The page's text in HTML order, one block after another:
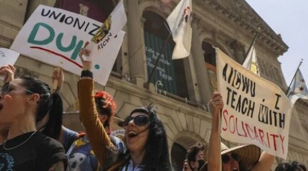
十个雕塑般的锥体以非传统方式组合而成，表面覆
以不锈钢网、缟玛瑙和玻璃等材料，高达280英
尺。据《纽约时报》报道，该馆也是古根海姆体系
中造价最高的博物馆，预计总成本超过10亿美元。
博物馆将重点展示1960年代以来的艺术作品，并自
2009年起开始建立馆藏。不同于传统按时间顺序排
列展品的方式，展览将按主题划分为“抽象”、“流行
文化”、“土地”、“语言”和“叙事”等单元。根据新闻